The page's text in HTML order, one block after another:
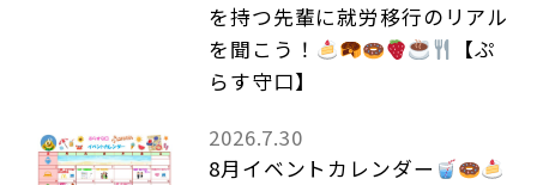
を持つ先輩に就労移行のリアル
を聞こう！
【ぷ
らす守口】
2026.7.30
8月イベントカレンダー